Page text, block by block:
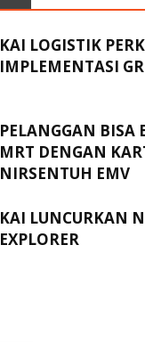
KAI LOGISTIK
IMPLEMENTASI
PELANGGAN BISA
MRT DENGAN
NIRSENTUH EMV
KAI LUNCURKAN
EXPLORER